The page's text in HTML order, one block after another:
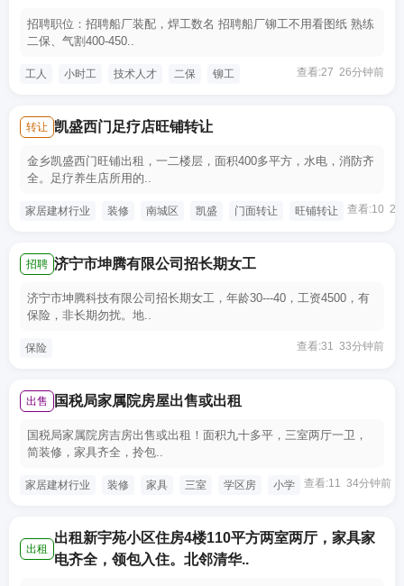
招聘职位：招聘船厂装配，焊工数名 招聘船厂铆工不用看图纸 熟练
二保、气割400-450..
工人 小时工 技术人才 二保 铆工 查看:27 26分钟前
转让 凯盛西门足疗店旺铺转让
金乡凯盛西门旺铺出租，一二楼层，面积400多平方，水电，消防齐
全。足疗养生店所用的..
家居建材行业 装修 南城区 凯盛 门面转让 旺铺转让 查看:10 29
招聘 济宁市坤腾有限公司招长期女工
济宁市坤腾科技有限公司招长期女工，年龄30---40，工资4500，有
保险，非长期勿扰。地..
保险 查看:31 33分钟前
出售 国税局家属院房屋出售或出租
国税局家属院房吉房出售或出租！面积九十多平，三室两厅一卫，
简装修，家具齐全，拎包..
家居建材行业 装修 家具 三室 学区房 小学 查看:11 34分钟前
出租
出租新宇苑小区住房4楼110平方两室两厅，家具家
电齐全，领包入住。北邻清华..